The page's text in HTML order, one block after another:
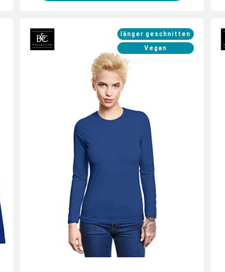
Gestalte jetzt dein Longsleeve mit
individuellen Logos und Motiven
länger geschnitten
Vegan